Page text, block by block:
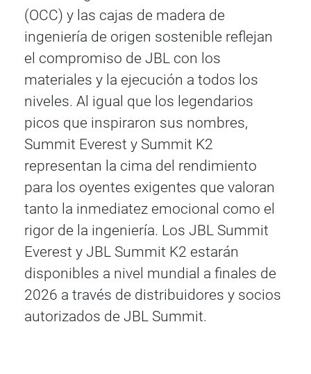
(OCC) y las cajas de madera de
ingeniería de origen sostenible reflejan
el compromiso de JBL con los
materiales y la ejecución a todos los
niveles. Al igual que los legendarios
picos que inspiraron sus nombres,
Summit Everest y Summit K2
representan la cima del rendimiento
para los oyentes exigentes que valoran
tanto la inmediatez emocional como el
rigor de la ingeniería. Los JBL Summit
Everest y JBL Summit K2 estarán
disponibles a nivel mundial a finales de
2026 a través de distribuidores y socios
autorizados de JBL Summit.